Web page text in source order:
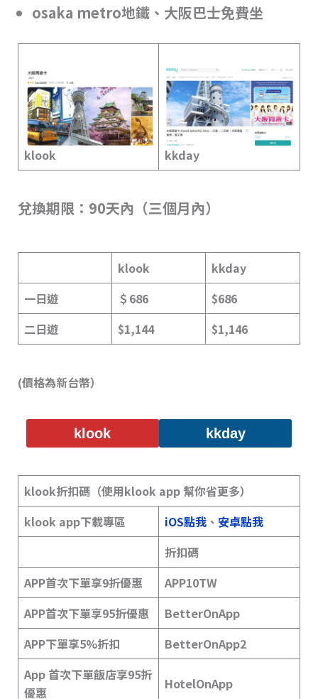
osaka metro地鐵、大阪巴士免費坐
klook kkday
兌換期限：90天內（三個月內）
klook
kkday
一日遊
＄686
$686
二日遊
$1,144 $1,146
(價格為新台幣）
klook kkday
klook折扣碼（使用klook app 幫你省更多）
klook app下載專區
iOS點我、 安卓點我
折扣碼
APP首次下單享9折優惠
APP10TW
APP首次下單享95折優惠
BetterOnApp
APP下單享5%折扣
BetterOnApp2
App 首次下單飯店享95折
優惠
HotelOnApp